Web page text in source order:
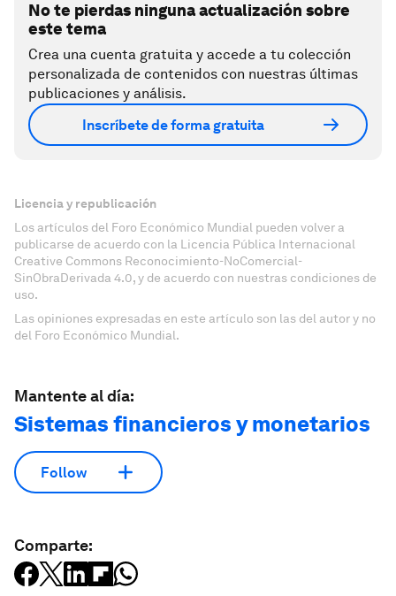
No te pierdas ninguna actualización sobre
este tema
Crea una cuenta gratuita y accede a tu colección
personalizada de contenidos con nuestras últimas
publicaciones y análisis.
Inscríbete de forma gratuita
Licencia y republicación
Los artículos del Foro Económico Mundial pueden volver a
publicarse de acuerdo con la Licencia Pública Internacional
Creative Commons Reconocimiento-NoComercial-
SinObraDerivada 4.0, y de acuerdo con nuestras condiciones de
uso.
Las opiniones expresadas en este artículo son las del autor y no
del Foro Económico Mundial.
Mantente al día:
Sistemas financieros y monetarios
Follow
Comparte: